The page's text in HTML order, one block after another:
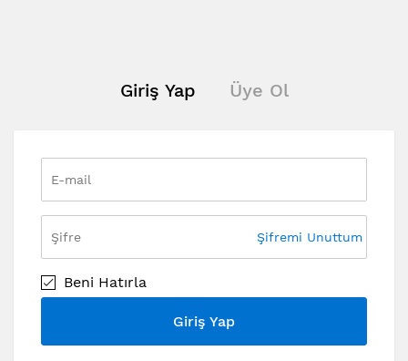
Giriş Yap Üye Ol
Şifremi Unuttum
Beni Hatırla
Giriş Yap